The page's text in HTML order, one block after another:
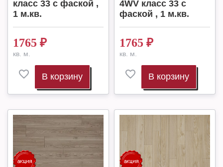
класс 33 с фаской ,
1 м.кв.
1765 ₽
кв. м.
В корзину
4WV класс 33 с
фаской , 1 м.кв.
1765 ₽
кв. м.
В корзину